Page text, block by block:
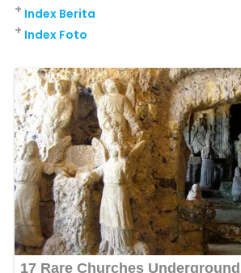
Index Berita
+
Index Foto
+